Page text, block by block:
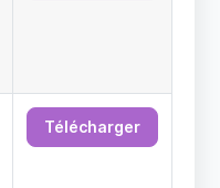
Télécharger